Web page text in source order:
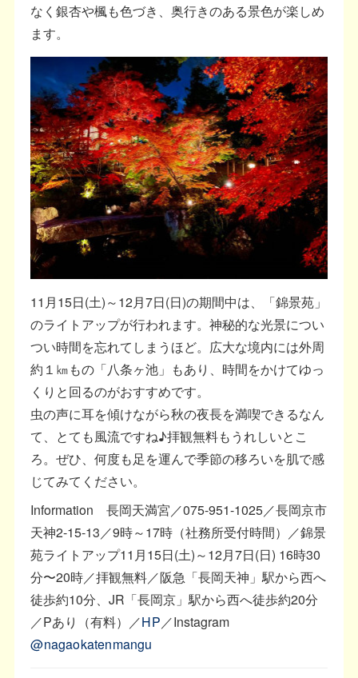
なく銀杏や楓も色づき、奥行きのある景色が楽しめ
ます。
11月15日(土)～12月7日(日)の期間中は、「錦景苑」
のライトアップが行われます。神秘的な光景につい
つい時間を忘れてしまうほど。広大な境内には外周
約１㎞もの「八条ヶ池」もあり、時間をかけてゆっ
くりと回るのがおすすめです。
虫の声に耳を傾けながら秋の夜長を満喫できるなん
て、とても風流ですね♪拝観無料もうれしいとこ
ろ。ぜひ、何度も足を運んで季節の移ろいを肌で感
じてみてください。
Information 長岡天満宮／075-951-1025／長岡京市
天神2-15-13／9時～17時（社務所受付時間）／錦景
苑ライトアップ11月15日(土)～12月7日(日) 16時30
分〜20時／拝観無料／阪急「長岡天神」駅から西へ
徒歩約10分、JR「長岡京」駅から西へ徒歩約20分
／Pあり（有料）／HP／Instagram
@nagaokatenmangu